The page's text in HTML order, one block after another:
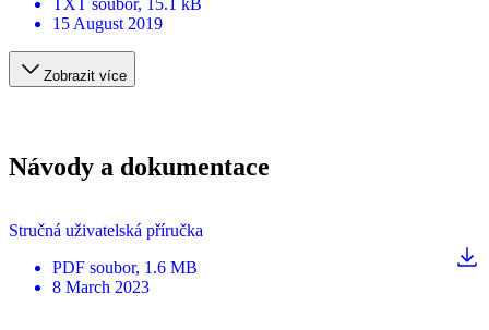
TXT soubor, 15.1 kB
15 August 2019
Zobrazit více
Návody a dokumentace
Stručná uživatelská příručka
PDF soubor, 1.6 MB
8 March 2023